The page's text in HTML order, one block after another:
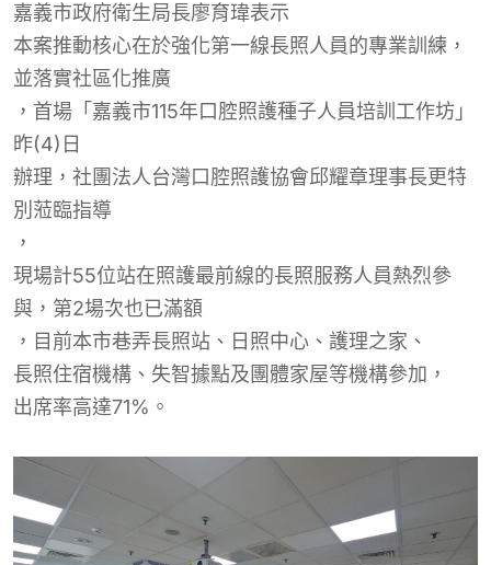
嘉義市政府衛生局長廖育瑋表示
本案推動核心在於強化第一線長照人員的專業訓練，
並落實社區化推廣
， 首場「嘉義市115年口腔照護種子人員培訓工作坊」
昨(4)日
辦理，社團法人台灣口腔照護協會邱耀章理事長更特
別蒞臨指導
，
現場計55位站在照護最前線的長照服務人員熱烈參
與，第2場次也已滿額
， 目前本市巷弄長照站、日照中心、護理之家、
長照住宿機構、失智據點及團體家屋等機構參加 ，
出席率高達71% 。